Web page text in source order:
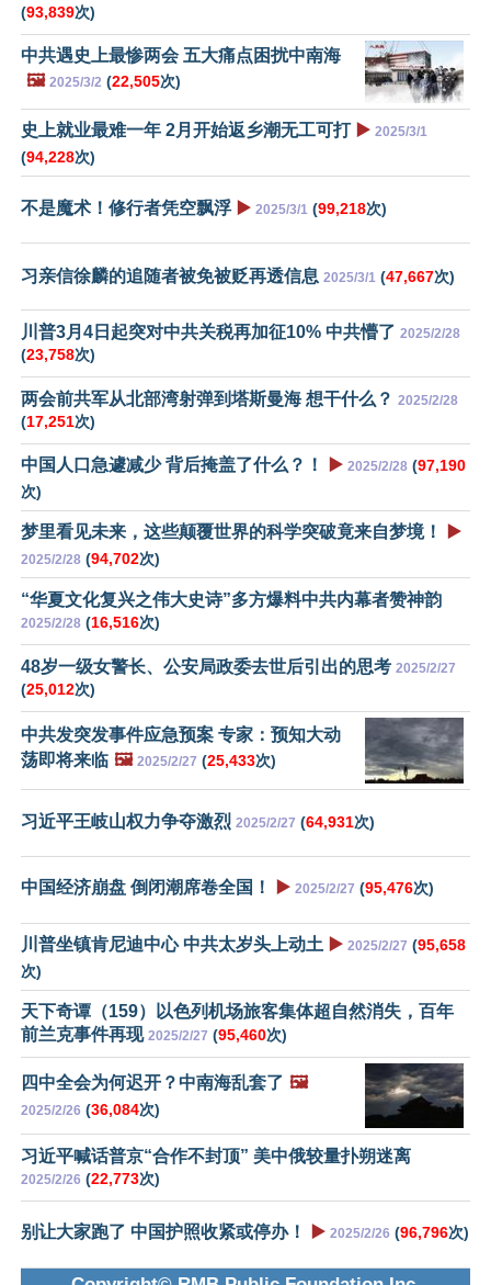
(93,839次)
中共遇史上最惨两会 五大痛点困扰中南海
🖼️ 2025/3/2 (22,505次)
史上就业最难一年 2月开始返乡潮无工可打 ▶️ 2025/3/1
(94,228次)
不是魔术！修行者凭空飘浮 ▶️ 2025/3/1 (99,218次)
习亲信徐麟的追随者被免被贬再透信息 2025/3/1 (47,667次)
川普3月4日起突对中共关税再加征10% 中共懵了 2025/2/28
(23,758次)
两会前共军从北部湾射弹到塔斯曼海 想干什么？ 2025/2/28
(17,251次)
中国人口急遽减少 背后掩盖了什么？！ ▶️ 2025/2/28 (97,190
次)
梦里看见未来，这些颠覆世界的科学突破竟来自梦境！ ▶️
2025/2/28 (94,702次)
“华夏文化复兴之伟大史诗”多方爆料中共内幕者赞神韵
2025/2/28 (16,516次)
48岁一级女警长、公安局政委去世后引出的思考 2025/2/27
(25,012次)
中共发突发事件应急预案 专家：预知大动
荡即将来临 🖼️ 2025/2/27 (25,433次)
习近平王岐山权力争夺激烈 2025/2/27 (64,931次)
中国经济崩盘 倒闭潮席卷全国！ ▶️ 2025/2/27 (95,476次)
川普坐镇肯尼迪中心 中共太岁头上动土 ▶️ 2025/2/27 (95,658
次)
天下奇谭（159）以色列机场旅客集体超自然消失，百年
前兰克事件再现 2025/2/27 (95,460次)
四中全会为何迟开？中南海乱套了 🖼️
2025/2/26 (36,084次)
习近平喊话普京“合作不封顶” 美中俄较量扑朔迷离
2025/2/26 (22,773次)
别让大家跑了 中国护照收紧或停办！ ▶️ 2025/2/26 (96,796次)